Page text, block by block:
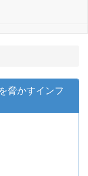
脅かすインフ